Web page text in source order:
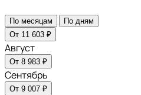
По месяцам
По дням
От 11 603 ₽
Август
От 8 983 ₽
Сентябрь
От 9 007 ₽